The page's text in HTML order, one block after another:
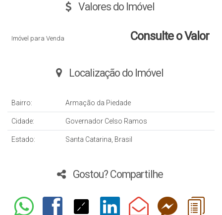
Valores do Imóvel
Consulte o Valor
Imóvel para Venda
Localização do Imóvel
Bairro: Armação da Piedade
Cidade: Governador Celso Ramos
Estado: Santa Catarina, Brasil
Gostou? Compartilhe